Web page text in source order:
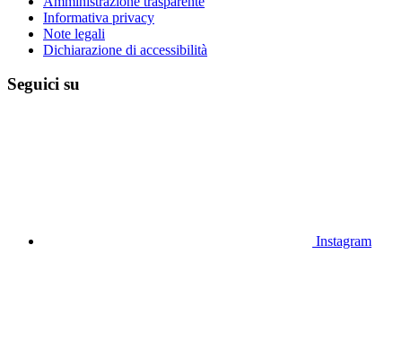
Informativa privacy
Note legali
Dichiarazione di accessibilità
Seguici su
Instagram